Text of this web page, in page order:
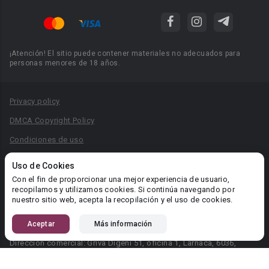
Uso de Cookies
Con el fin de proporcionar una mejor experiencia de usuario,
recopilamos y utilizamos cookies. Si continúa navegando por
nuestro sitio web, acepta la recopilación y el uso de cookies.
Aceptar Más información
¡Atención! El sitio puede contener materiales no adecuados para
personas menores de 18 años.
Privacy policy
DMCA Copyright Policy
Condiciones de uso
Reglas para la publicación de libros
Área RR.PP.: pr@booknet.com
© 2026 Booknet. Todos los derechos reservados.
Dirección comercial: Griva Digeni 51, oficina 1, Larnaca, 6036,